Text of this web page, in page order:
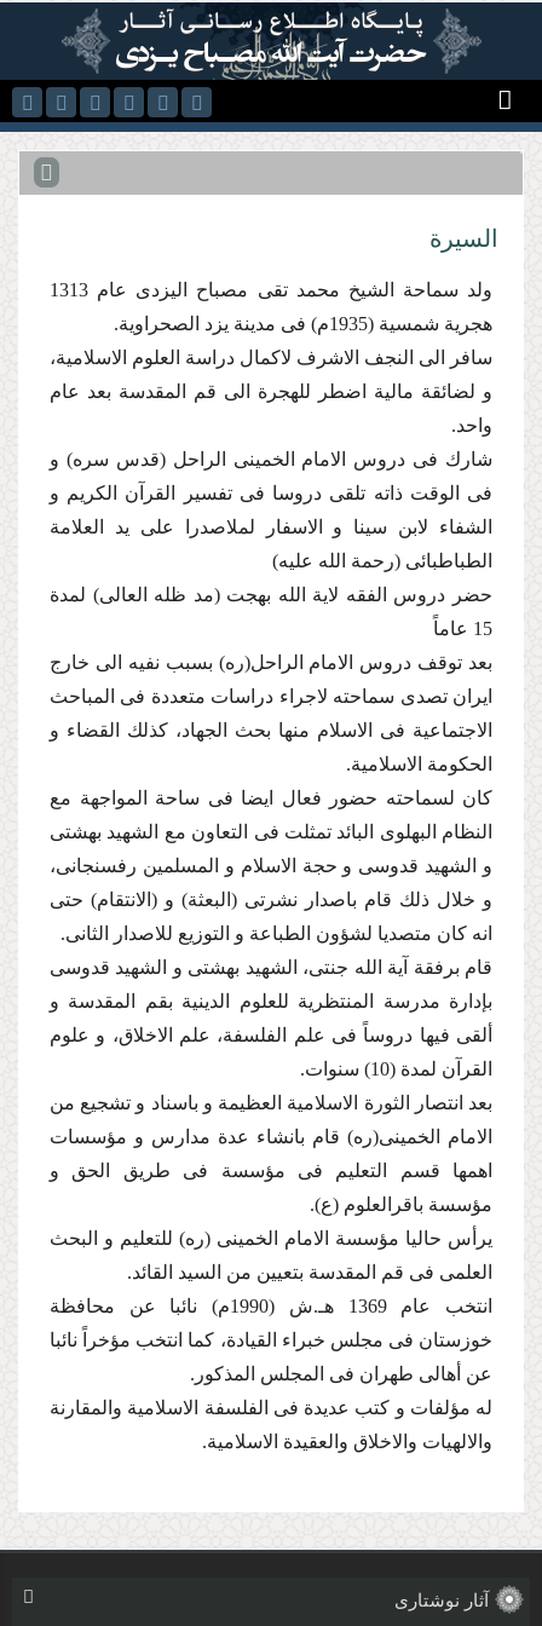
رفتن به محتوای اصلی
السیرة
ولد سماحة الشیخ محمد تقی مصباح الیزدی عام 1313
هجریة شمسیة (1935م) فی مدینة یزد الصحراویة.
سافر الى النجف الاشرف لاكمال دراسة العلوم الاسلامیة،
و لضائقة مالیة اضطر للهجرة الى قم المقدسة بعد عام
واحد.
شارك فى دروس الامام الخمینی الراحل (قدس سره) و
فی الوقت ذاته تلقى دروسا فی تفسیر القرآن الكریم و
الشفاء لابن سینا و الاسفار لملاصدرا علی ید العلامة
الطباطبائی (رحمة الله علیه)
حضر دروس الفقه لایة الله بهجت (مد ظله العالى) لمدة
15 عاماً
بعد توقف دروس الامام الراحل(ره) بسبب نفیه الى خارج
ایران تصدى سماحته لاجراء دراسات متعددة فی المباحث
الاجتماعیة فی الاسلام منها بحث الجهاد، كذلك القضاء و
الحكومة الاسلامیة.
كان لسماحته حضور فعال ایضا فى ساحة المواجهة مع
النظام البهلوی البائد تمثلت فی التعاون مع الشهید بهشتی
و الشهید قدوسی و حجة الاسلام و المسلمین رفسنجانی،
و خلال ذلك قام باصدار نشرتی (البعثة) و (الانتقام) حتى
انه كان متصدیا لشؤون الطباعة و التوزیع للاصدار الثانی.
قام برفقة آیة الله جنتی، الشهید بهشتی و الشهید قدوسی
بإدارة مدرسة المنتظریة للعلوم الدینیة بقم المقدسة و
ألقى فیها دروساً فى علم الفلسفة، علم الاخلاق، و علوم
القرآن لمدة (10) سنوات.
بعد انتصار الثورة الاسلامیة العظیمة و باسناد و تشجیع من
الامام الخمینی(ره) قام بانشاء عدة مدارس و مؤسسات
اهمها قسم التعلیم فی مؤسسة فى طریق الحق و
مؤسسة باقرالعلوم (ع).
یرأس حالیا مؤسسة الامام الخمینی (ره) للتعلیم و البحث
العلمی فی قم المقدسة بتعیین من السید القائد.
انتخب عام 1369 هـ.ش (1990م) نائبا عن محافظة
خوزستان فی مجلس خبراء القیادة، كما انتخب مؤخراً نائبا
عن أهالی طهران فى المجلس المذكور.
له مؤلفات و كتب عدیدة فی الفلسفة الاسلامیة والمقارنة
والالهیات والاخلاق والعقیدة الاسلامیة.
آثار نوشتاری